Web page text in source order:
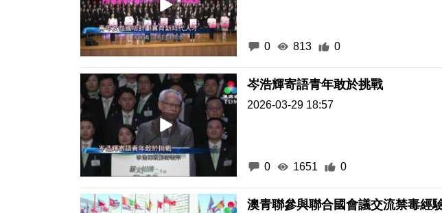
0 813 0
岑浩輝寄語青年敢於挑戰
2026-03-29 18:57
0 1651 0
澳青聯參與聯合國會議交流禁毒經